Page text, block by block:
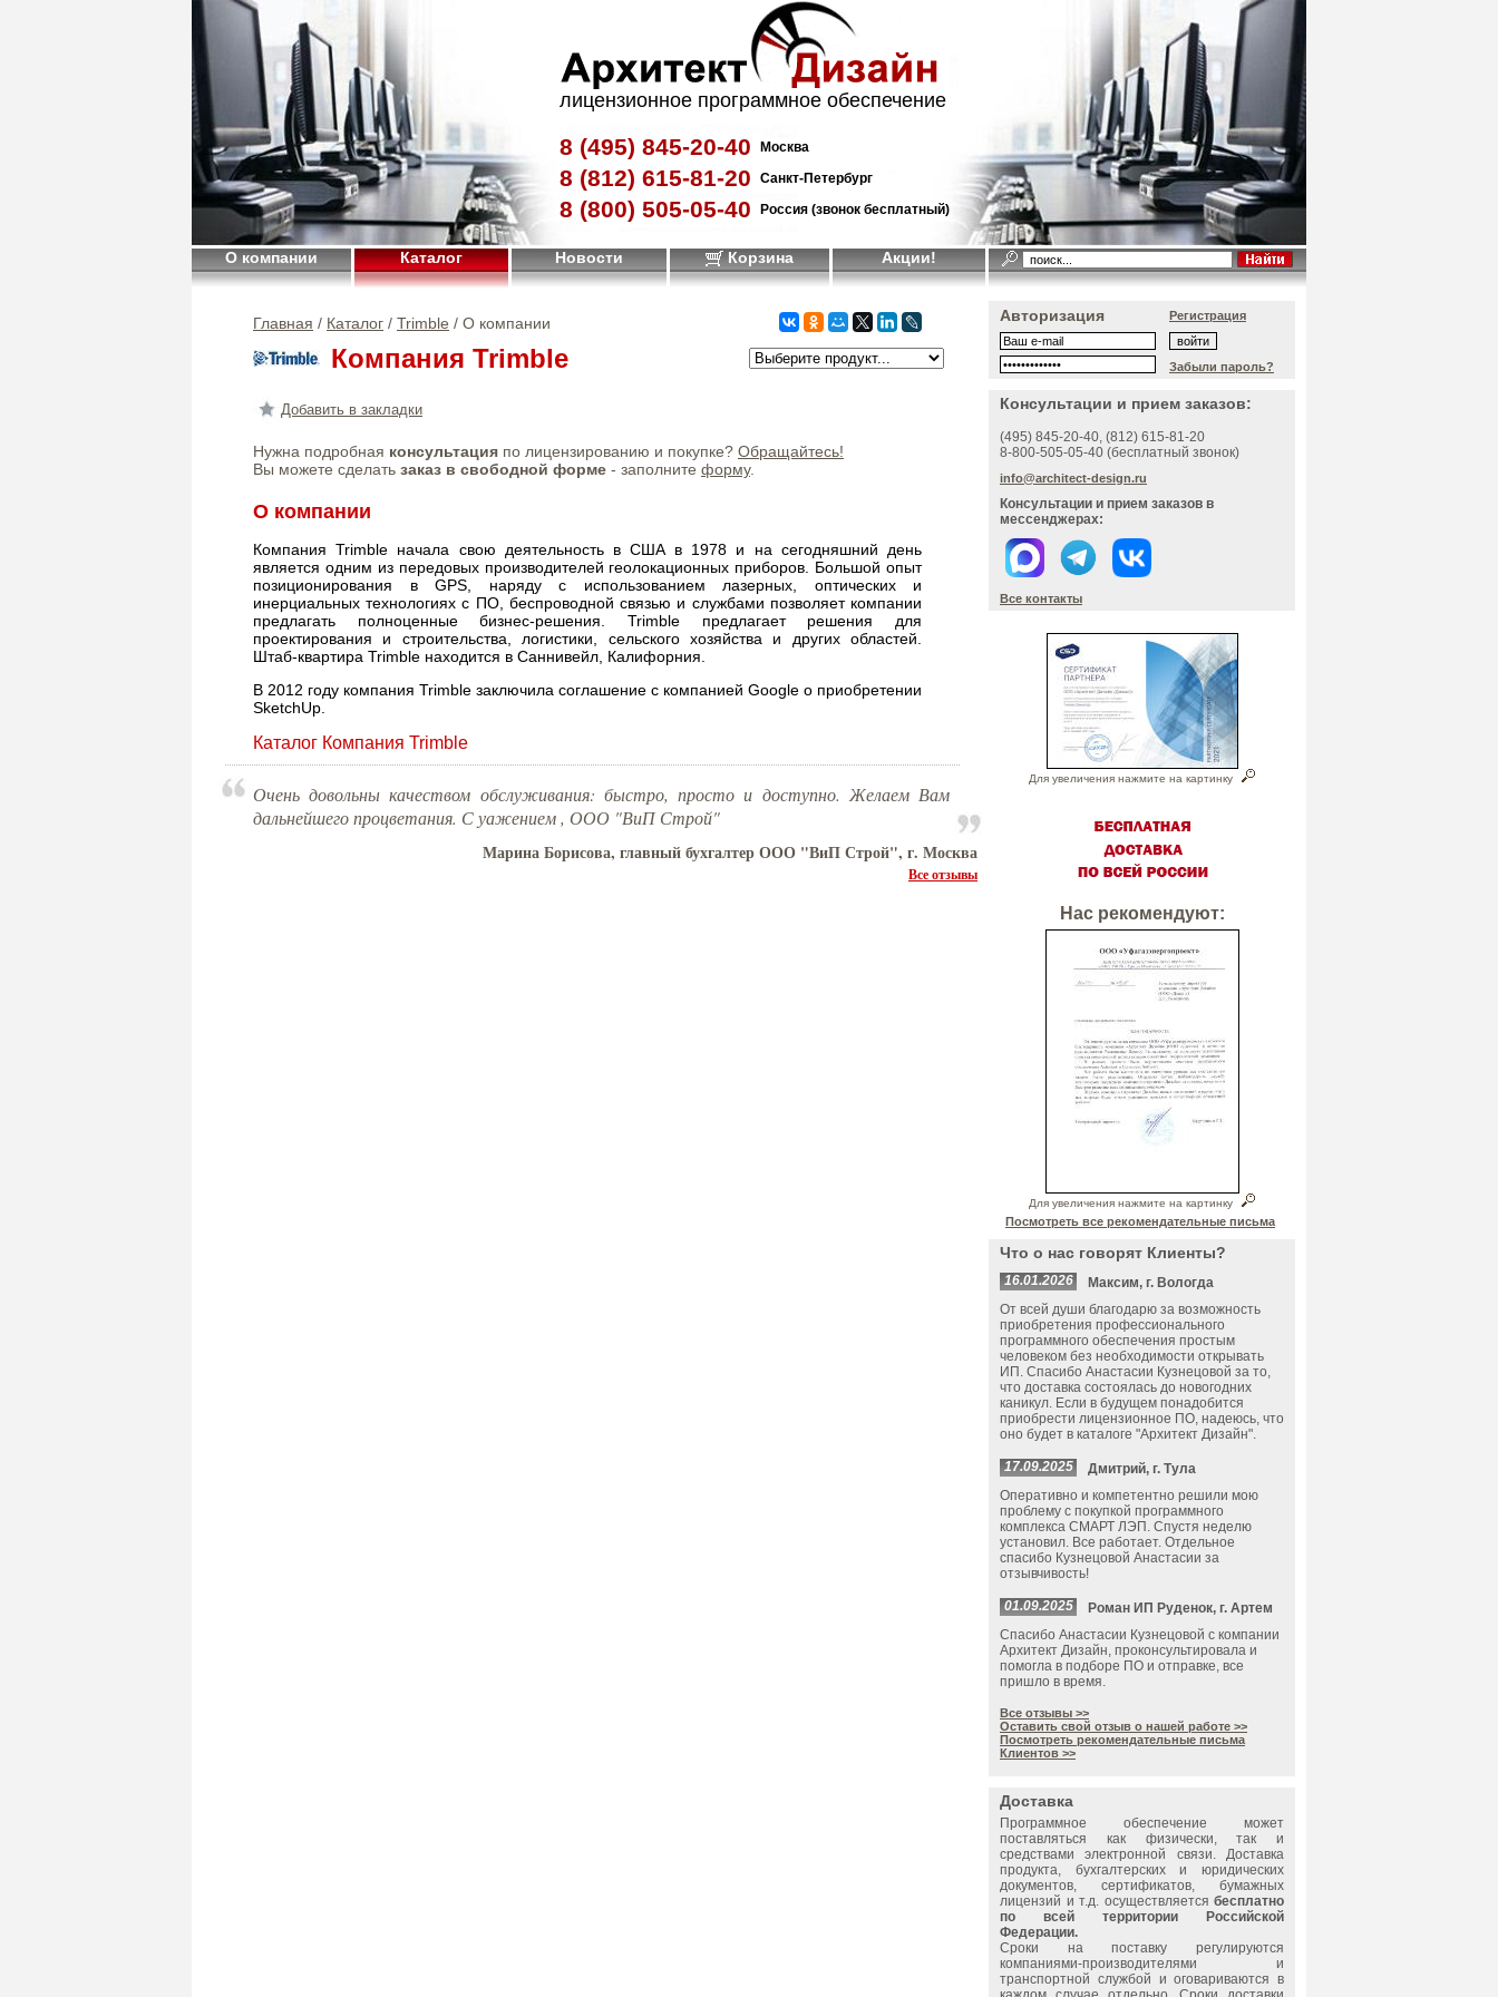
лицензионное программное обеспечение
8 (495) 845-20-40 Москва
8 (812) 615-81-20 Санкт-Петербург
8 (800) 505-05-40 Россия (звонок бесплатный)
О компании Каталог Новости Корзина Акции!
Главная / Каталог / Trimble / О компании
Компания Trimble
Добавить в закладки
Нужна подробная консультация по лицензированию и покупке? Обращайтесь!
Вы можете сделать заказ в свободной форме - заполните форму.
О компании
Компания Trimble начала свою деятельность в США в 1978 и на сегодняшний день
является одним из передовых производителей геолокационных приборов. Большой опыт
позиционирования в GPS, наряду с использованием лазерных, оптических и
инерциальных технологиях с ПО, беспроводной связью и службами позволяет компании
предлагать полноценные бизнес-решения. Trimble предлагает решения для
проектирования и строительства, логистики, сельского хозяйства и других областей.
Штаб-квартира Trimble находится в Саннивейл, Калифорния.
В 2012 году компания Trimble заключила соглашение с компанией Google о приобретении
SketchUp.
Каталог Компания Trimble
Очень довольны качеством обслуживания: быстро, просто и доступно. Желаем Вам
дальнейшего процветания. С уажением , ООО "ВиП Строй"
Марина Борисова, главный бухгалтер ООО "ВиП Строй", г. Москва
Все отзывы
Авторизация Регистрация
Забыли пароль?
Консультации и прием заказов:
(495) 845-20-40, (812) 615-81-20
8-800-505-05-40 (бесплатный звонок)
info@architect-design.ru
Консультации и прием заказов в
мессенджерах:
Все контакты
Для увеличения нажмите на картинку
Нас рекомендуют:
Для увеличения нажмите на картинку
Посмотреть все рекомендательные письма
Что о нас говорят Клиенты?
16.01.2026
Максим, г. Вологда
От всей души благодарю за возможность
приобретения профессионального
программного обеспечения простым
человеком без необходимости открывать
ИП. Спасибо Анастасии Кузнецовой за то,
что доставка состоялась до новогодних
каникул. Если в будущем понадобится
приобрести лицензионное ПО, надеюсь, что
оно будет в каталоге "Архитект Дизайн".
17.09.2025
Дмитрий, г. Тула
Оперативно и компетентно решили мою
проблему с покупкой программного
комплекса СМАРТ ЛЭП. Спустя неделю
установил. Все работает. Отдельное
спасибо Кузнецовой Анастасии за
отзывчивость!
01.09.2025
Роман ИП Руденок, г. Артем
Спасибо Анастасии Кузнецовой с компании
Архитект Дизайн, проконсультировала и
помогла в подборе ПО и отправке, все
пришло в время.
Все отзывы >>
Оставить свой отзыв о нашей работе >>
Посмотреть рекомендательные письма
Клиентов >>
Доставка
Программное обеспечение может
поставляться как физически, так и
средствами электронной связи. Доставка
продукта, бухгалтерских и юридических
документов, сертификатов, бумажных
лицензий и т.д. осуществляется бесплатно
по всей территории Российской
Федерации.
Сроки на поставку регулируются
компаниями-производителями и
транспортной службой и оговариваются в